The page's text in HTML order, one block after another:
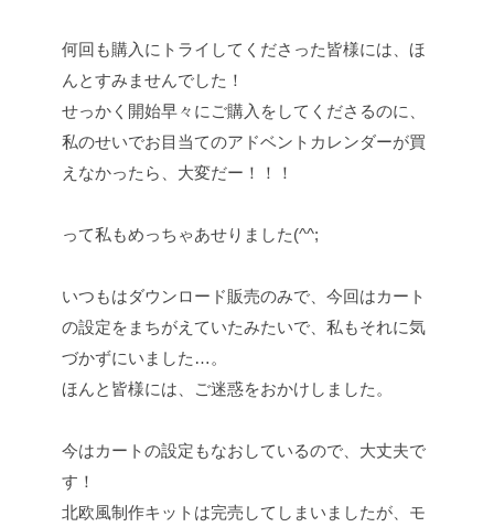
何回も購入にトライしてくださった皆様には、ほ
んとすみませんでした！
せっかく開始早々にご購入をしてくださるのに、
私のせいでお目当てのアドベントカレンダーが買
えなかったら、大変だー！！！
って私もめっちゃあせりました(^^;
いつもはダウンロード販売のみで、今回はカート
の設定をまちがえていたみたいで、私もそれに気
づかずにいました…。
ほんと皆様には、ご迷惑をおかけしました。
今はカートの設定もなおしているので、大丈夫で
す！
北欧風制作キットは完売してしまいましたが、モ